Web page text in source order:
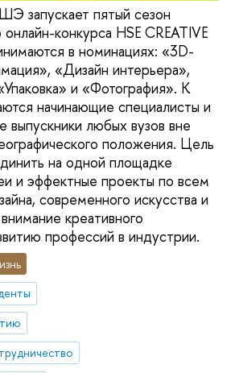
запускает пятый сезон
конкурса HSE CREATIVE
в номинациях: «3D-
«Дизайн интерьера»,
и «Фотография». К
начинающие специалисты и
выпускники любых вузов вне
положения. Цель
на одной площадке
и эффектные проекты по всем
современного искусства и
креативного
профессий в индустрии.